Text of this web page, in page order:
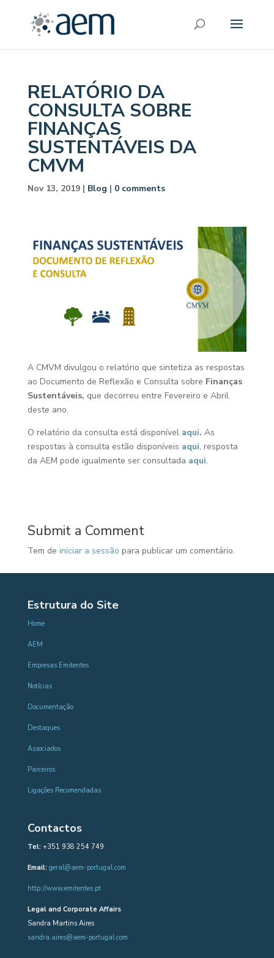
RELATÓRIO DA
CONSULTA SOBRE
FINANÇAS
SUSTENTÁVEIS DA
CMVM
Nov 13, 2019| Blog | 0 comments
A CMVM divulgou o relatório que sintetiza as respostas
ao Documento de Reflexão e Consulta sobre Finanças
Sustentáveis, que decorreu entre Fevereiro e Abril
deste ano.
O relatório da consulta está disponível aqui. As
respostas à consulta estão disponíveis aqui, resposta
da AEM pode igualmente ser consultada aqui.
Submit a Comment
Tem de iniciar a sessão para publicar um comentário.
Estrutura do Site
Home
AEM
Empresas Emitentes
Notícias
Documentação
Destaques
Associados
Parceiros
Ligações Recomendadas
Contactos
Tel:+351 938 254 749
Email: geral@aem-portugal.com
http://www.emitentes.pt
Legal and Corporate Affairs
Sandra Martins Aires
sandra.aires@aem-portugal.com